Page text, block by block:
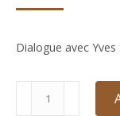
Dialogue avec